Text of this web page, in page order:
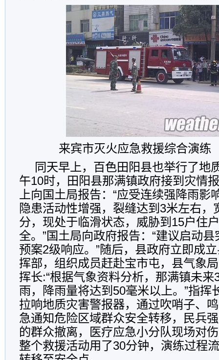
来宾市灭火应急救援综合演练
同天早上，百色田阳县也举行了地
午10时，田阳县那满镇政府接到灾情
上向国土局报告：“应受连续强降雨影
隐患活动性增强，裂缝达到3米左右，
分，现处于临滑状态，威胁到15户住
全。”国土局向政府报告：“建议启动
预案2级响应。”随后，县政府立即成
挥部，组织成员赶赴宝市屯，县气象
挥长:“根据气象资料分析，那满镇未
雨，降雨量将达到50毫米以上。”指挥
拉响地质灾害警报器，通过吹哨子、
急通知危险区域群众安全转移，民兵
的群众撤离，医疗应急小分队现场对
整个救援活动用了30分钟，演练过程